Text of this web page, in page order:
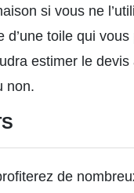
si vous ne
toile qui
estimer le
non.
de